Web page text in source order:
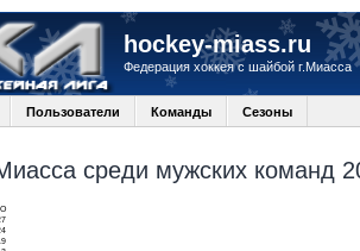
hockey-miass.ru
Федерация хоккея с шайбой г.Миасса
Пользователи Команды Сезоны
среди мужских команд
О